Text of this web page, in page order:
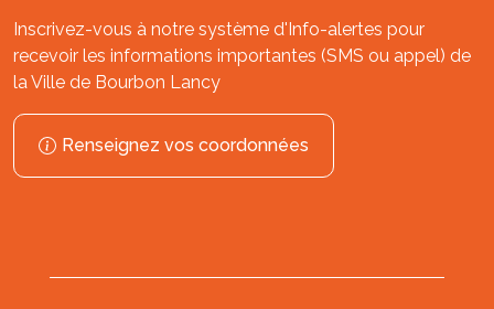
Inscrivez-vous à notre système d'Info-alertes pour
recevoir les informations importantes (SMS ou appel) de
la Ville de Bourbon Lancy
Renseignez vos coordonnées